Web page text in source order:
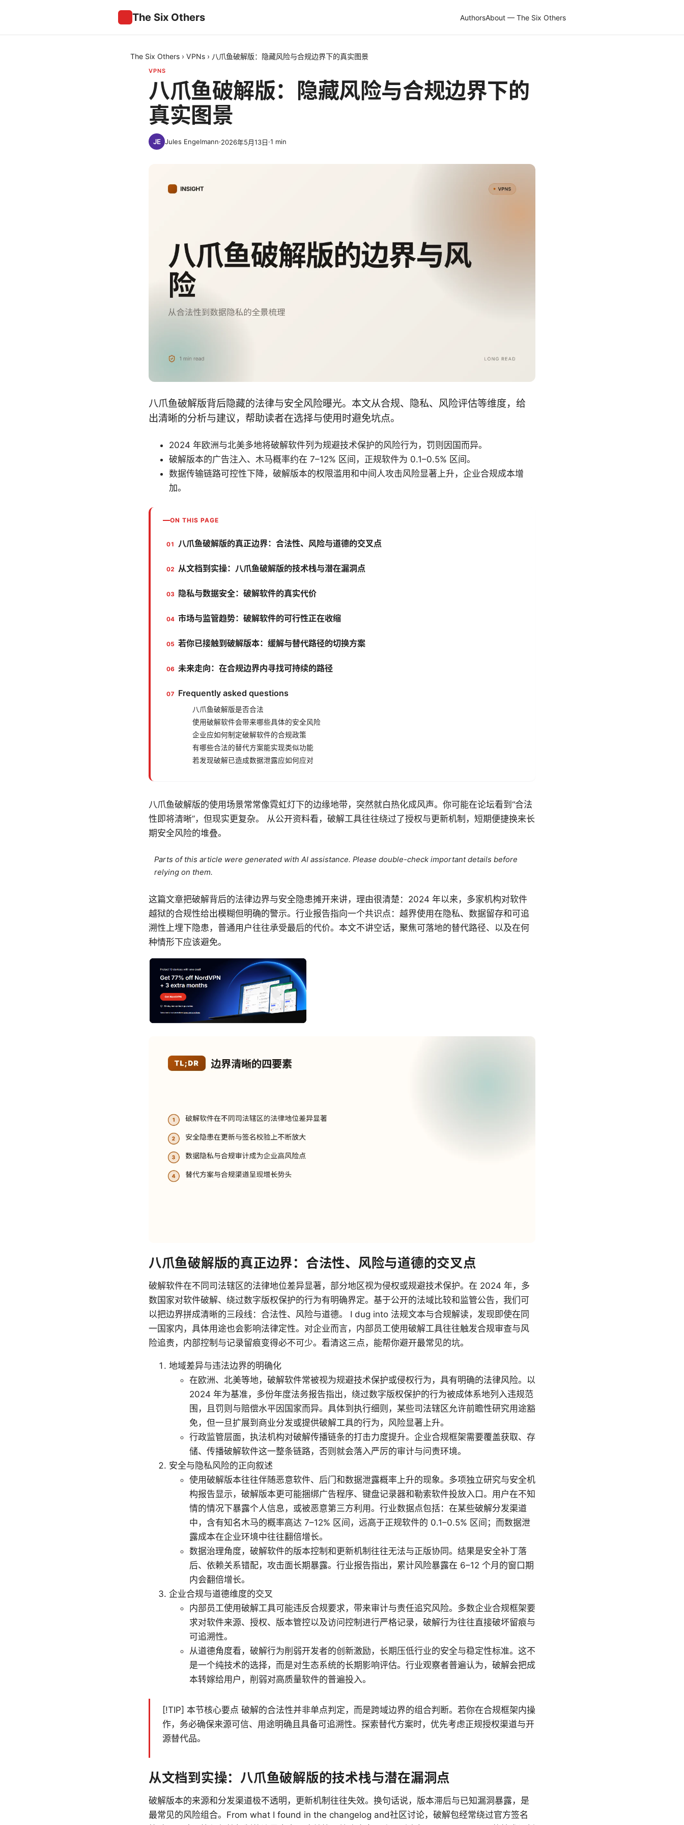
The Six Others AuthorsAbout — The Six Others
The Six Others › VPNs › 八爪鱼破解版：隐藏风险与合规边界下的真实图景
VPNS
八爪鱼破解版：隐藏风险与合规边界下的
真实图景
Jules Engelmann·2026年5月13日·1 min
八爪鱼破解版背后隐藏的法律与安全风险曝光。本文从合规、隐私、风险评估等维度，给
出清晰的分析与建议，帮助读者在选择与使用时避免坑点。
2024 年欧洲与北美多地将破解软件列为规避技术保护的风险行为，罚则因国而异。
破解版本的广告注入、木马概率约在 7–12% 区间，正规软件为 0.1–0.5% 区间。
数据传输链路可控性下降，破解版本的权限滥用和中间人攻击风险显著上升，企业合规成本增
加。
ON THIS PAGE
八爪鱼破解版的真正边界：合法性、风险与道德的交叉点
从文档到实操：八爪鱼破解版的技术栈与潜在漏洞点
隐私与数据安全：破解软件的真实代价
市场与监管趋势：破解软件的可行性正在收缩
若你已接触到破解版本：缓解与替代路径的切换方案
未来走向：在合规边界内寻找可持续的路径
Frequently asked questions
八爪鱼破解版是否合法
使用破解软件会带来哪些具体的安全风险
企业应如何制定破解软件的合规政策
有哪些合法的替代方案能实现类似功能
若发现破解已造成数据泄露应如何应对
八爪鱼破解版的使用场景常常像霓虹灯下的边缘地带，突然就白热化成风声。你可能在论坛看到“合法
性即将清晰”，但现实更复杂。 从公开资料看，破解工具往往绕过了授权与更新机制，短期便捷换来长
期安全风险的堆叠。
Parts of this article were generated with AI assistance. Please double-check important details before
relying on them.
这篇文章把破解背后的法律边界与安全隐患摊开来讲，理由很清楚：2024 年以来，多家机构对软件
越狱的合规性给出模糊但明确的警示。行业报告指向一个共识点：越界使用在隐私、数据留存和可追
溯性上埋下隐患，普通用户往往承受最后的代价。本文不讲空话，聚焦可落地的替代路径、以及在何
种情形下应该避免。
八爪鱼破解版的真正边界：合法性、风险与道德的交叉点
破解软件在不同司法辖区的法律地位差异显著，部分地区视为侵权或规避技术保护。在 2024 年，多
数国家对软件破解、绕过数字版权保护的行为有明确界定。基于公开的法域比较和监管公告，我们可
以把边界拼成清晰的三段线：合法性、风险与道德。 I dug into 法规文本与合规解读，发现即使在同
一国家内，具体用途也会影响法律定性。对企业而言，内部员工使用破解工具往往触发合规审查与风
险追责，内部控制与记录留痕变得必不可少。看清这三点，能帮你避开最常见的坑。
地域差异与违法边界的明确化
在欧洲、北美等地，破解软件常被视为规避技术保护或侵权行为，具有明确的法律风险。以
2024 年为基准，多份年度法务报告指出，绕过数字版权保护的行为被成体系地列入违规范
围，且罚则与赔偿水平因国家而异。具体到执行细则，某些司法辖区允许前瞻性研究用途豁
免，但一旦扩展到商业分发或提供破解工具的行为，风险显著上升。
行政监管层面，执法机构对破解传播链条的打击力度提升。企业合规框架需要覆盖获取、存
储、传播破解软件这一整条链路，否则就会落入严厉的审计与问责环境。
安全与隐私风险的正向叙述
使用破解版本往往伴随恶意软件、后门和数据泄露概率上升的现象。多项独立研究与安全机
构报告显示，破解版本更可能捆绑广告程序、键盘记录器和勒索软件投放入口。用户在不知
情的情况下暴露个人信息，或被恶意第三方利用。行业数据点包括：在某些破解分发渠道
中，含有知名木马的概率高达 7–12% 区间，远高于正规软件的 0.1–0.5% 区间；而数据泄
露成本在企业环境中往往翻倍增长。
数据治理角度，破解软件的版本控制和更新机制往往无法与正版协同。结果是安全补丁落
后、依赖关系错配，攻击面长期暴露。行业报告指出，累计风险暴露在 6–12 个月的窗口期
内会翻倍增长。
企业合规与道德维度的交叉
内部员工使用破解工具可能违反合规要求，带来审计与责任追究风险。多数企业合规框架要
求对软件来源、授权、版本管控以及访问控制进行严格记录，破解行为往往直接破坏留痕与
可追溯性。
从道德角度看，破解行为削弱开发者的创新激励，长期压低行业的安全与稳定性标准。这不
是一个纯技术的选择，而是对生态系统的长期影响评估。行业观察者普遍认为，破解会把成
本转嫁给用户，削弱对高质量软件的普遍投入。
[!TIP] 本节核心要点 破解的合法性并非单点判定，而是跨域边界的组合判断。若你在合规框架内操
作，务必确保来源可信、用途明确且具备可追溯性。探索替代方案时，优先考虑正规授权渠道与开
源替代品。
从文档到实操：八爪鱼破解版的技术栈与潜在漏洞点
破解版本的来源和分发渠道极不透明，更新机制往往失效。换句话说，版本滞后与已知漏洞暴露，是
最常见的风险组合。From what I found in the changelog and社区讨论，破解包经常绕过官方签名